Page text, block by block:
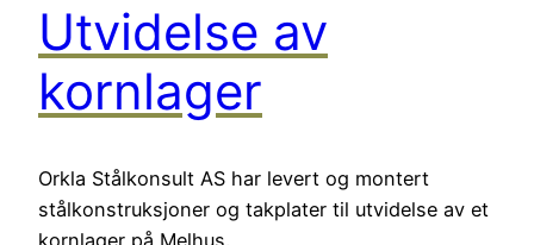
Utvidelse av
kornlager
Orkla Stålkonsult AS har levert og montert
stålkonstruksjoner og takplater til utvidelse av et